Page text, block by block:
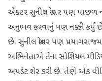
એક્ટર સુનીલ ગ્રોવર પણ
અનુભવ કરવાનું પણ નક્કી કર્યું
છે. સુનીલ ગ્રોવર પણ
અભિનેતાએ તેના સોશિયલ
અપડેટ શેર કરી છે. તેણે એક